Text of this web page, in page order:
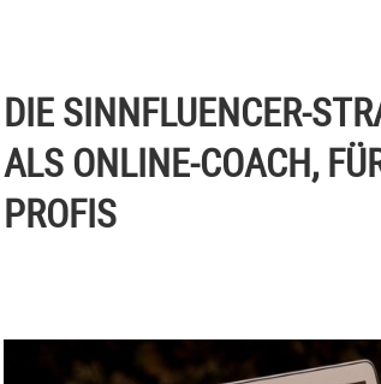
DIE SINNFLUENCER-
ALS ONLINE-COACH,
PROFIS